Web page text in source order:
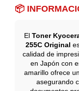
📦
El Toner
255C Original
calidad de
en Japón con
amarillo ofrece
asegurando